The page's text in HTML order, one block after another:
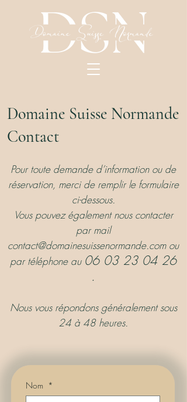
Domaine Suisse Normande
Contact
Pour toute demande d’information ou de
réservation, merci de remplir le formulaire
ci-dessous.
Vous pouvez également nous contacter
par mail
contact@domainesuissenormande.com ou
par téléphone au 06 03 23 04 26
.
Nous vous répondons généralement sous
24 à 48 heures.
Nom *